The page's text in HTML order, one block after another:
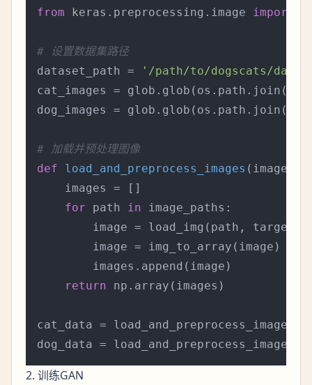
from keras.preprocessing.image import
# 设置数据集路径
dataset_path =
'/path/to/dogscats/
cat_images =
dog_images =
# 加载并预处理图像
def
load_and_preprocess_images (
    images = []
for path in image_paths:
image = load_img(path,
        image = img_to_array(image) /
        images.append(image)
return np.array(images)
cat_data =
2. 训练GAN